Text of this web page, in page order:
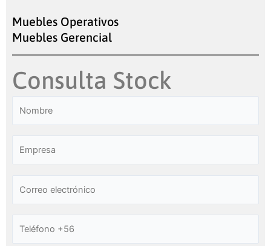
Muebles Operativos
Muebles Gerencial
Consulta Stock